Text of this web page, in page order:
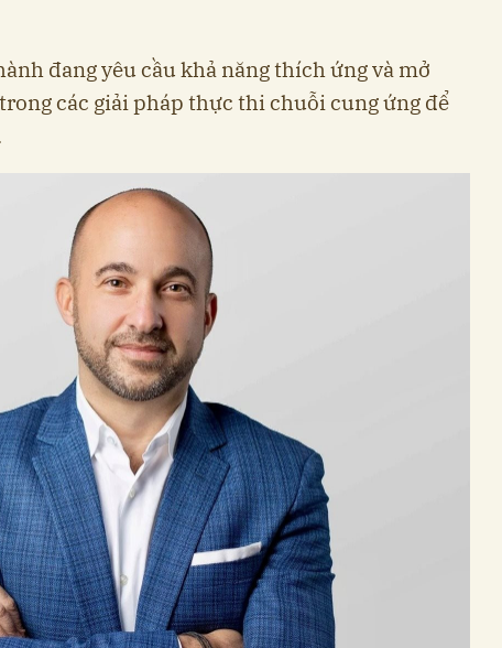
đang yêu cầu khả năng thích ứng và mở
các giải pháp thực thi chuỗi cung ứng để